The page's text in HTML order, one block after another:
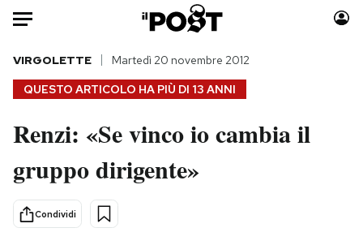
Auto
HOME
Italia
Politica
Tecnologia
Internet
Moda
QUESTO ARTICOLO HA PIÙ DI 13 ANNI
VIRGOLETTE Martedì 20 novembre 2012
Renzi: «Se vinco io cambia il
gruppo dirigente»
Condividi